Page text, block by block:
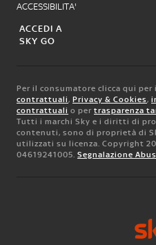
ACCESSIBILITA'
ACCEDI A
SKY GO
Per il consumatore clicca qui per i
contrattuali, Privacy & Cookies,
contrattuali o per trasparenza
Tutti i marchi Sky e i diritti di
contenuti, sono di proprietà di
utilizzati su licenza. Copyright
04619241005. Segnalazione